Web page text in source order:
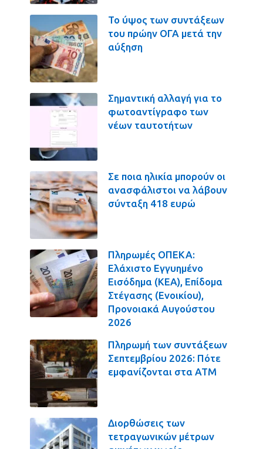
Το ύψος των συντάξεων
του πρώην ΟΓΑ μετά την
αύξηση
Σημαντική αλλαγή για το
φωτοαντίγραφο των
νέων ταυτοτήτων
Σε ποια ηλικία μπορούν οι
ανασφάλιστοι να λάβουν
σύνταξη 418 ευρώ
Πληρωμές ΟΠΕΚΑ:
Ελάχιστο Εγγυημένο
Εισόδημα (ΚΕΑ), Επίδομα
Στέγασης (Ενοικίου),
Προνοιακά Αυγούστου
2026
Πληρωμή των συντάξεων
Σεπτεμβρίου 2026: Πότε
εμφανίζονται στα ΑΤΜ
Διορθώσεις των
τετραγωνικών μέτρων